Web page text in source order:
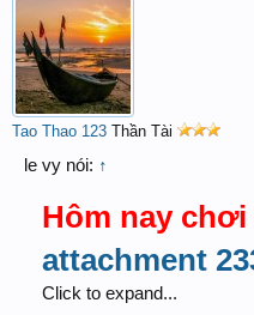
Tao Thao 123 Thần Tài
le vy nói: ↑
Hôm nay
attachment
Click to expand...